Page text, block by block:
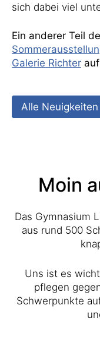
sich dabei viel
Ein anderer Teil
Galerie Richter
Alle Neuigkeiten
Moin
Das Gymnasium
aus rund 500
Uns ist es
pflegen
Schwerpunkte